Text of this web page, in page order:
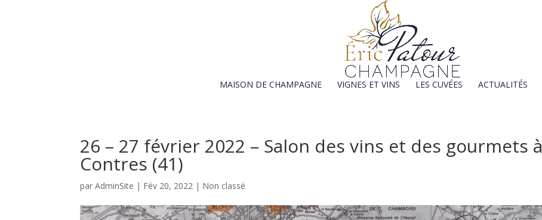
MAISON DE CHAMPAGNE VIGNES ET VINS LES CUVÉES ACTUALITÉS
26 – 27 février 2022 – Salon des vins et des gourmets à
Contres (41)
parAdminSite | Fév 20, 2022 | Non classé